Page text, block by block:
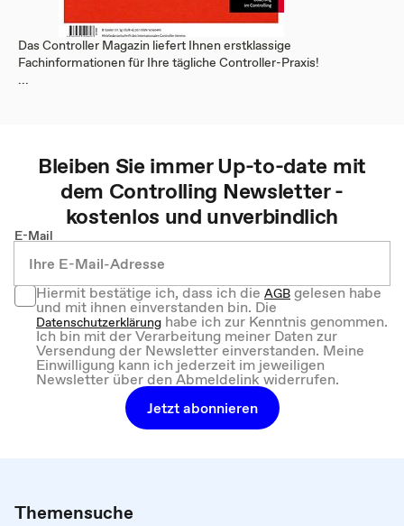
Das Controller Magazin liefert Ihnen erstklassige
Fachinformationen für Ihre tägliche Controller-Praxis!
...
Bleiben Sie immer Up-to-date mit
dem Controlling Newsletter -
kostenlos und unverbindlich
E-Mail
Hiermit bestätige ich, dass ich dieAGBgelesen habe
und mit ihnen einverstanden bin. Die
Datenschutzerklärung habe ich zur Kenntnis genommen.
Ich bin mit der Verarbeitung meiner Daten zur
Versendung der Newsletter einverstanden. Meine
Einwilligung kann ich jederzeit im jeweiligen
Newsletter über den Abmeldelink widerrufen.
Jetzt abonnieren
Themensuche